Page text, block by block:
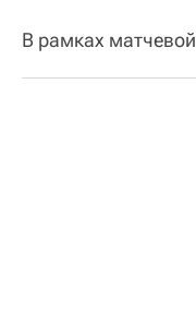
В рамках